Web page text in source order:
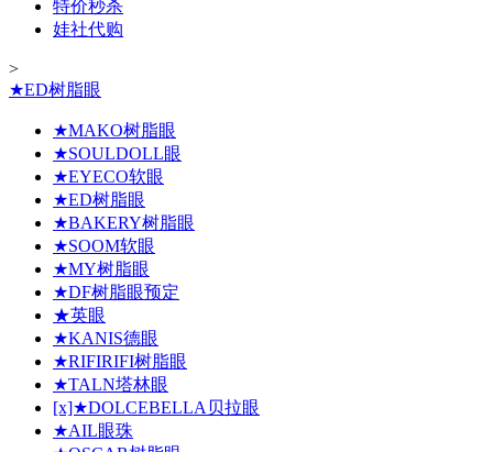
特价秒杀
娃社代购
>
★ED树脂眼
★MAKO树脂眼
★SOULDOLL眼
★EYECO软眼
★ED树脂眼
★BAKERY树脂眼
★SOOM软眼
★MY树脂眼
★DF树脂眼预定
★英眼
★KANIS德眼
★RIFIRIFI树脂眼
★TALN塔林眼
[x]★DOLCEBELLA贝拉眼
★AIL眼珠